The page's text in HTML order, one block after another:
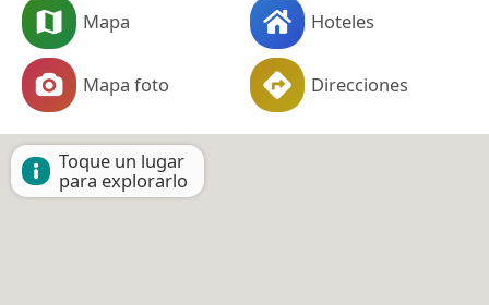
Mapa Hoteles
Mapa foto Direcciones
Toque un lugar
para explorarlo